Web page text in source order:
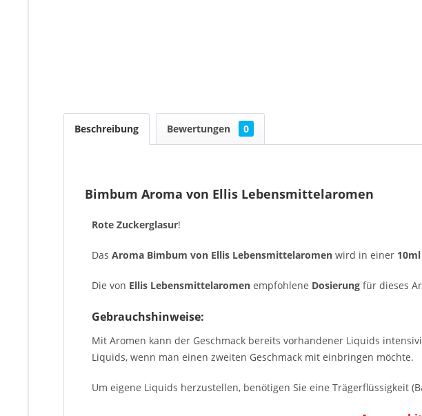
Beschreibung Bewertungen 0
Bimbum Aroma von Ellis Lebensmittelaromen
Rote Zuckerglasur!
Das Aroma Bimbum von Ellis Lebensmittelaromen wird in einer
Die von Ellis Lebensmittelaromen empfohlene Dosierung für dieses
Gebrauchshinweise:
Mit Aromen kann der Geschmack bereits vorhandener Liquids
Liquids, wenn man einen zweiten Geschmack mit einbringen möchte.
Um eigene Liquids herzustellen, benötigen Sie eine Trägerflüssigkeit